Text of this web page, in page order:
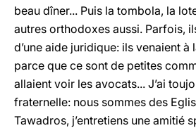
beau dîner... Puis la tombola, la
autres orthodoxes aussi. Parfois,
d’une aide juridique: ils venaient à
parce que ce sont de petites
allaient voir les avocats... J’ai
fraternelle: nous sommes des
Tawadros, j’entretiens une amitié